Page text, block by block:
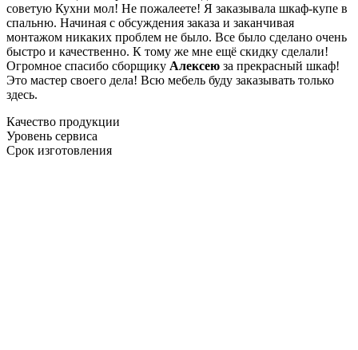
советую Кухни мол! Не пожалеете! Я заказывала шкаф-купе в
спальню. Начиная с обсуждения заказа и заканчивая
монтажом никаких проблем не было. Все было сделано очень
быстро и качественно. К тому же мне ещё скидку сделали!
Огромное спасибо сборщику Алексею за прекрасный шкаф!
Это мастер своего дела! Всю мебель буду заказывать только
здесь.
Качество продукции
Уровень сервиса
Срок изготовления